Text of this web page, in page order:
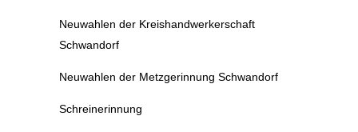
Neuwahlen der Kreishandwerkerschaft
Schwandorf
Neuwahlen der Metzgerinnung Schwandorf
Schreinerinnung